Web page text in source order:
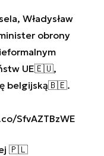
, Władysław
obrony
UE🇪🇺,
belgijską🇧🇪.
SfvAZTBzWE
🇵🇱